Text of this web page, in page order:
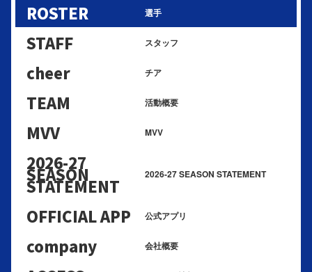
ROSTER 選手
STAFF スタッフ
cheer チア
TEAM 活動概要
MVV MVV
2026-27
SEASON
STATEMENT
2026-27 SEASON STATEMENT
OFFICIAL APP 公式アプリ
company 会社概要